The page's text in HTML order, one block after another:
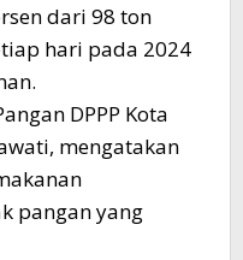
dari 98 ton
hari pada 2024
DPPP Kota
mengatakan
pangan yang